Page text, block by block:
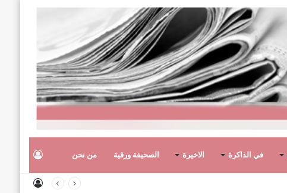
في الذاكرة الاخيرة الصحيفة ورقية من نحن